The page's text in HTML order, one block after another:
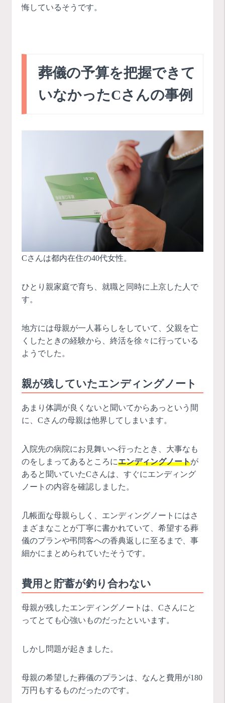
悔しているそうです。
葬儀の予算を把握できて
いなかったCさんの事例
Cさんは都内在住の40代女性。
ひとり親家庭で育ち、就職と同時に上京した人で
す。
地方には母親が一人暮らしをしていて、父親を亡
くしたときの経験から、終活を徐々に行っている
ようでした。
親が残していたエンディングノート
あまり体調が良くないと聞いてからあっという間
に、Cさんの母親は他界してしまいます。
入院先の病院にお見舞いへ行ったとき、大事なも
のをしまってあるところにエンディングノートが
あると聞いていたCさんは、すぐにエンディング
ノートの内容を確認しました。
几帳面な母親らしく、エンディングノートにはさ
まざまなことが丁寧に書かれていて、希望する葬
儀のプランや弔問客への香典返しに至るまで、事
細かにまとめられていたそうです。
費用と貯蓄が釣り合わない
母親が残したエンディングノートは、Cさんにと
ってとても心強いものだったといいます。
しかし問題が起きました。
母親の希望した葬儀のプランは、なんと費用が180
万円もするものだったのです。